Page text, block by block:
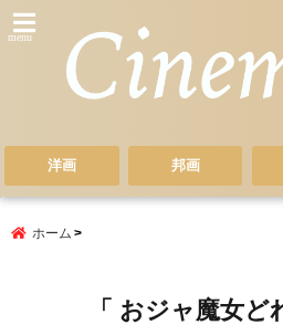
menu
洋画 邦画
ホーム
「 おジャ魔女ど